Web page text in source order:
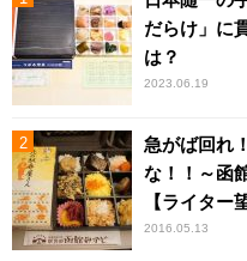
だらけ」に
は？
2023.06.19
急がば回れ
な！！～函
【ライター
2016.05.13